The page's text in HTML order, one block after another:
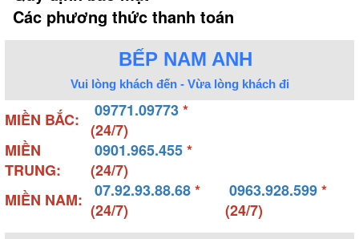
Các phương thức thanh toán
BẾP NAM ANH
Vui lòng khách đến - Vừa lòng khách đi
MIỀN BẮC: 09771.09773*
(24/7)
MIỀN
TRUNG:
0901.965.455*
(24/7)
MIỀN NAM:
07.92.93.88.68*
(24/7)
0963.928.599*
(24/7)